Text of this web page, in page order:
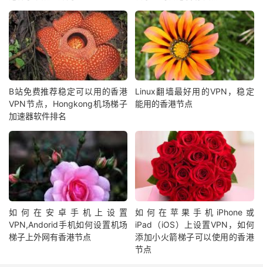
B站免费推荐稳定可以用的香港
VPN节点，Hongkong机场梯子
加速器软件排名
Linux翻墙最好用的VPN，稳定
能用的香港节点
如何在安卓手机上设置
VPN,Andorid手机如何设置机场
梯子上外网有香港节点
如何在苹果手机iPhone或
iPad（iOS）上设置VPN，如何
添加小火箭梯子可以使用的香港
节点